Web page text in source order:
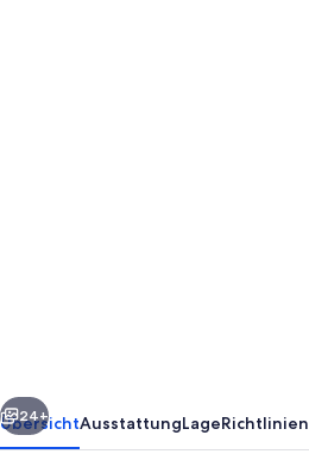
Weiter
24+
ÜbersichtAusstattungLageRichtlinien